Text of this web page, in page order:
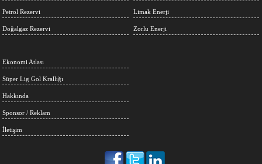
Petrol Rezervi
Doğalgaz Rezervi
Limak Enerji
Zorlu Enerji
Ekonomi Atlası
Süper Lig Gol Krallığı
Hakkında
Sponsor / Reklam
İletişim